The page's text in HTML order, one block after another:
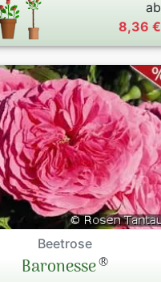
ab
8,36 €
Beetrose
Baronesse®